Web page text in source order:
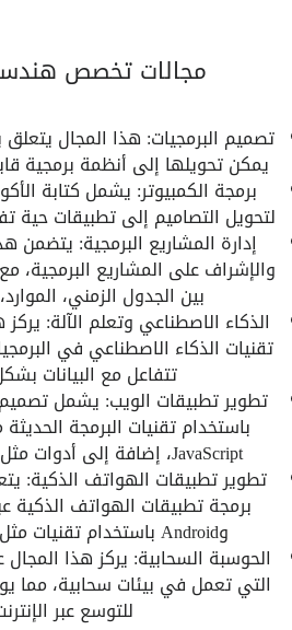
مجالات تخصص
تصميم البرمجيات: هذا المجال
يمكن تحويلها إلى أنظمة برمجية
برمجة الكمبيوتر: يشمل كتابة
لتحويل التصاميم إلى تطبيقات حية
إدارة المشاريع البرمجية: يتضمن
والإشراف على المشاريع البرمجية،
بين الجدول الزمني،
الذكاء الاصطناعي وتعلم الآلة:
تقنيات الذكاء الاصطناعي في
تتفاعل مع البيانات
تطوير تطبيقات الويب: يشمل
JavaScript، إضافة إلى أدوات مثل Angular وReact.
تطوير تطبيقات الهواتف الذكية:
وAndroid باستخدام تقنيات مثل Swift وKotlin.
الحوسبة السحابية: يركز هذا المجال
التي تعمل في بيئات سحابية، مما
للتوسع عبر